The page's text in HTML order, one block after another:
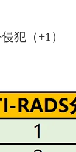
犯（+1）